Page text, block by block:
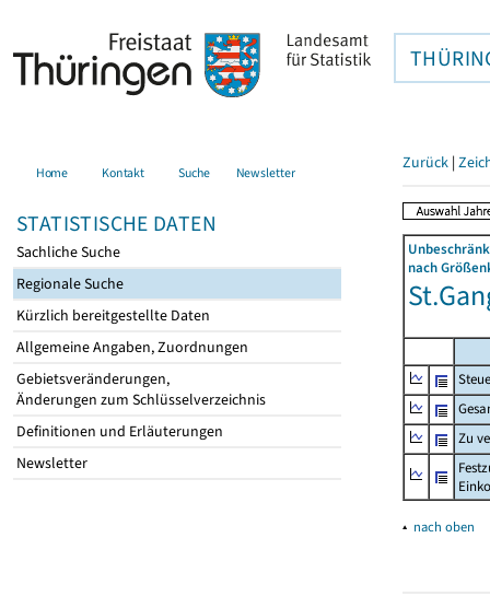
Home Kontakt Suche Newsletter
STATISTISCHE DATEN
Sachliche Suche
Regionale Suche
Kürzlich bereitgestellte Daten
Allgemeine Angaben, Zuordnungen
Gebietsveränderungen,
Änderungen zum Schlüsselverzeichnis
Definitionen und Erläuterungen
Newsletter
Zurück |
nach
Zu
▴ nach oben